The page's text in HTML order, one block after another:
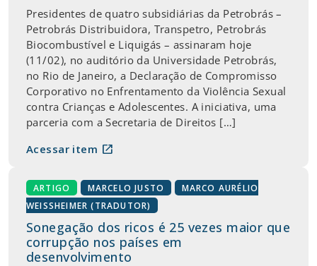
Presidentes de quatro subsidiárias da Petrobrás –
Petrobrás Distribuidora, Transpetro, Petrobrás
Biocombustível e Liquigás – assinaram hoje
(11/02), no auditório da Universidade Petrobrás,
no Rio de Janeiro, a Declaração de Compromisso
Corporativo no Enfrentamento da Violência Sexual
contra Crianças e Adolescentes. A iniciativa, uma
parceria com a Secretaria de Direitos […]
Acessar item open_in_new
ARTIGO MARCELO JUSTO
MARCO AURÉLIO
WEISSHEIMER (TRADUTOR)
Sonegação dos ricos é 25 vezes maior que
corrupção nos países em
desenvolvimento